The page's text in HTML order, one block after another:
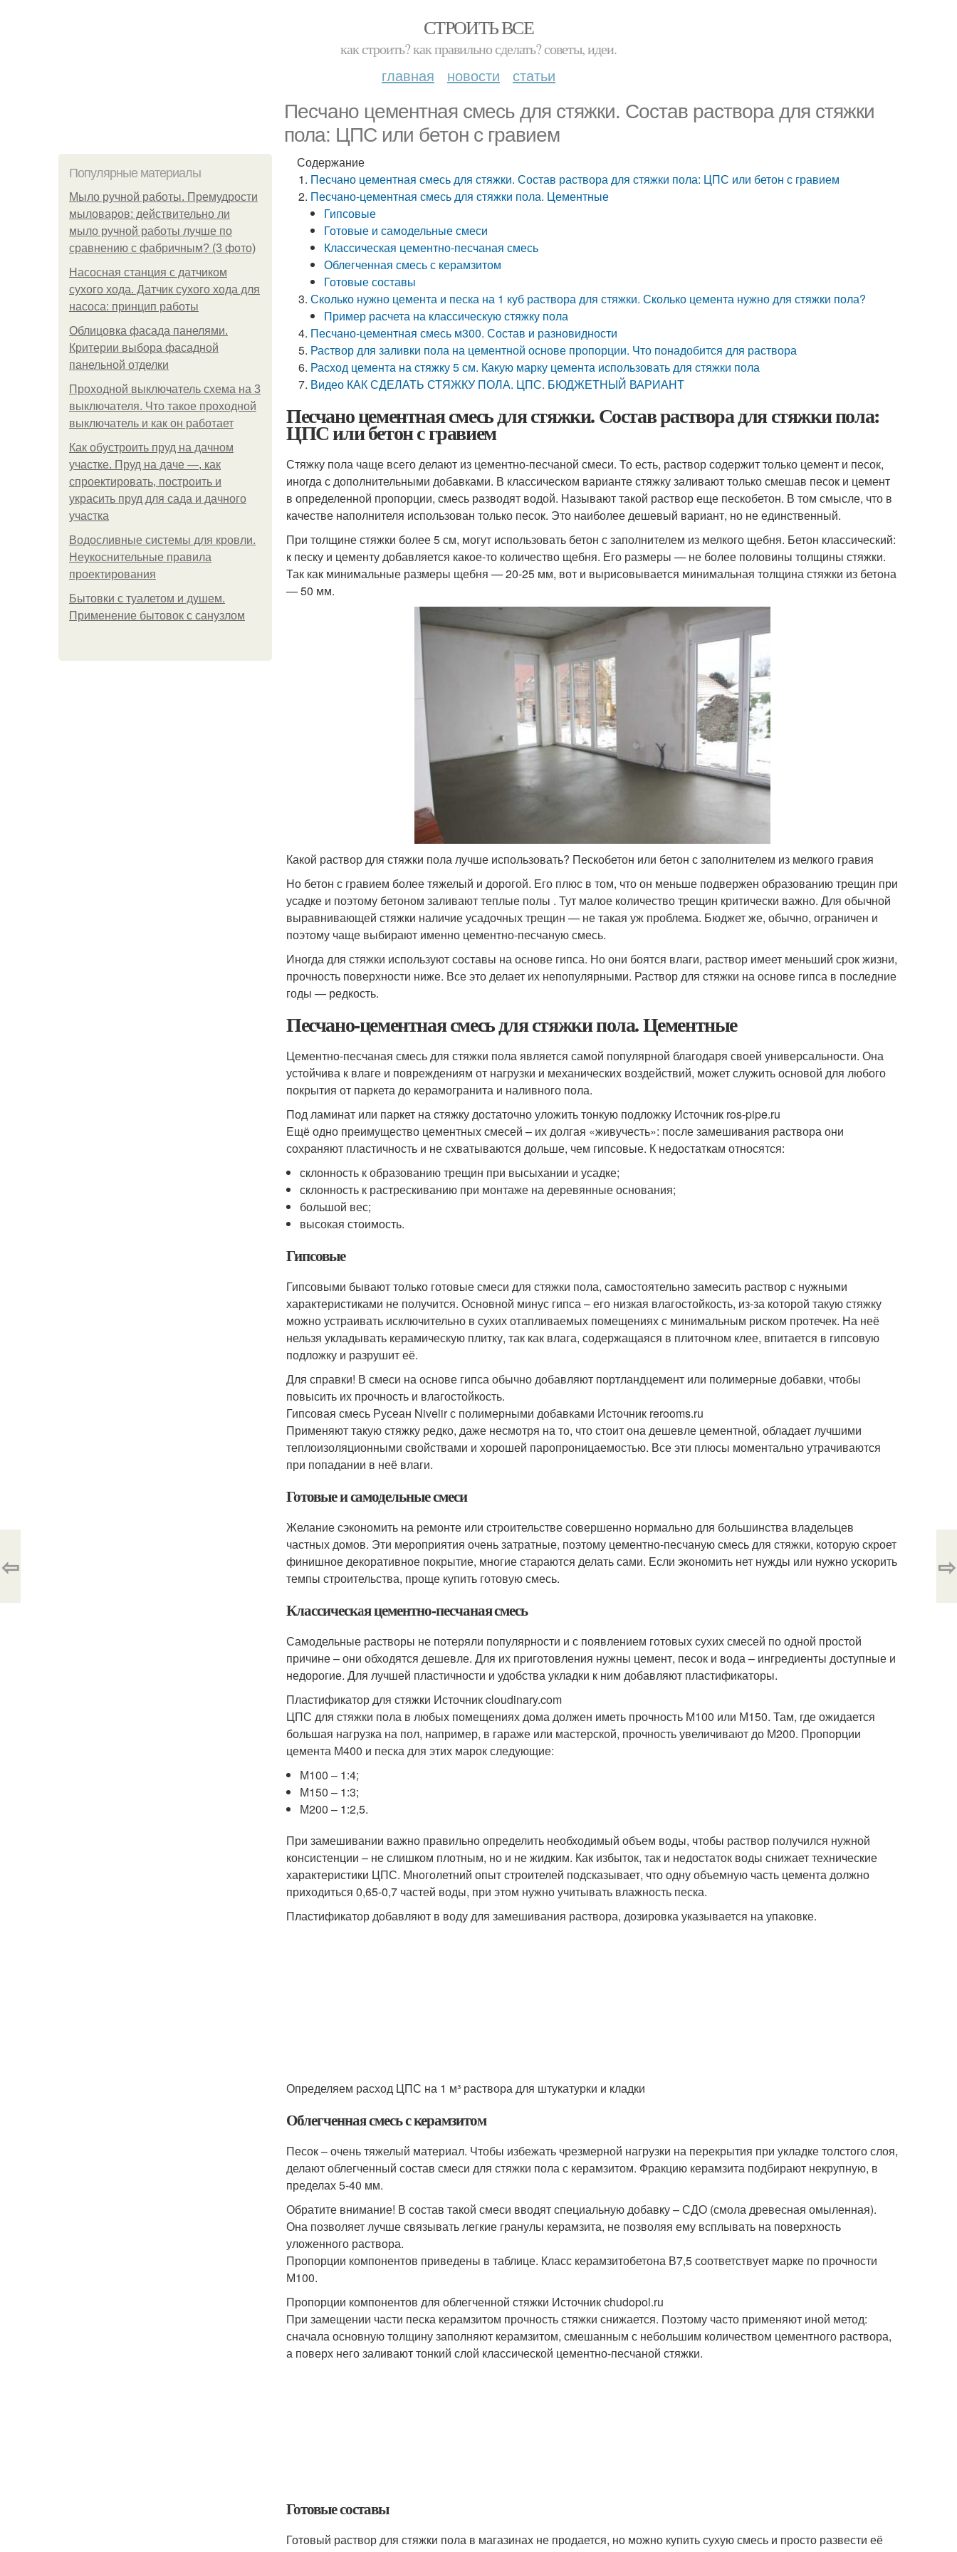
СТРОИТЬ ВСЕ
как строить? как правильно сделать? советы, идеи.
главная новости статьи
Песчано цементная смесь для стяжки. Состав раствора для стяжки
пола: ЦПС или бетон с гравием
Популярные материалы
Мыло ручной работы. Премудрости
мыловаров: действительно ли
мыло ручной работы лучше по
сравнению с фабричным? (3 фото)
Насосная станция с датчиком
сухого хода. Датчик сухого хода для
насоса: принцип работы
Облицовка фасада панелями.
Критерии выбора фасадной
панельной отделки
Проходной выключатель схема на 3
выключателя. Что такое проходной
выключатель и как он работает
Как обустроить пруд на дачном
участке. Пруд на даче —, как
спроектировать, построить и
украсить пруд для сада и дачного
участка
Водосливные системы для кровли.
Неукоснительные правила
проектирования
Бытовки с туалетом и душем.
Применение бытовок с санузлом
Содержание
Песчано цементная смесь для стяжки. Состав раствора для стяжки пола: ЦПС или бетон с гравием
Песчано-цементная смесь для стяжки пола. Цементные
Гипсовые
Готовые и самодельные смеси
Классическая цементно-песчаная смесь
Облегченная смесь с керамзитом
Готовые составы
Сколько нужно цемента и песка на 1 куб раствора для стяжки. Сколько цемента нужно для стяжки пола?
Пример расчета на классическую стяжку пола
Песчано-цементная смесь м300. Состав и разновидности
Раствор для заливки пола на цементной основе пропорции. Что понадобится для раствора
Расход цемента на стяжку 5 см. Какую марку цемента использовать для стяжки пола
Видео КАК СДЕЛАТЬ СТЯЖКУ ПОЛА. ЦПС. БЮДЖЕТНЫЙ ВАРИАНТ
Песчано цементная смесь для стяжки. Состав раствора для стяжки пола:
ЦПС или бетон с гравием
Стяжку пола чаще всего делают из цементно-песчаной смеси. То есть, раствор содержит только цемент и песок,
иногда с дополнительными добавками. В классическом варианте стяжку заливают только смешав песок и цемент
в определенной пропорции, смесь разводят водой. Называют такой раствор еще пескобетон. В том смысле, что в
качестве наполнителя использован только песок. Это наиболее дешевый вариант, но не единственный.
При толщине стяжки более 5 см, могут использовать бетон с заполнителем из мелкого щебня. Бетон классический:
к песку и цементу добавляется какое-то количество щебня. Его размеры — не более половины толщины стяжки.
Так как минимальные размеры щебня — 20-25 мм, вот и вырисовывается минимальная толщина стяжки из бетона
— 50 мм.
Какой раствор для стяжки пола лучше использовать? Пескобетон или бетон с заполнителем из мелкого гравия
Но бетон с гравием более тяжелый и дорогой. Его плюс в том, что он меньше подвержен образованию трещин при
усадке и поэтому бетоном заливают теплые полы . Тут малое количество трещин критически важно. Для обычной
выравнивающей стяжки наличие усадочных трещин — не такая уж проблема. Бюджет же, обычно, ограничен и
поэтому чаще выбирают именно цементно-песчаную смесь.
Иногда для стяжки используют составы на основе гипса. Но они боятся влаги, раствор имеет меньший срок жизни,
прочность поверхности ниже. Все это делает их непопулярными. Раствор для стяжки на основе гипса в последние
годы — редкость.
Песчано-цементная смесь для стяжки пола. Цементные
Цементно-песчаная смесь для стяжки пола является самой популярной благодаря своей универсальности. Она
устойчива к влаге и повреждениям от нагрузки и механических воздействий, может служить основой для любого
покрытия от паркета до керамогранита и наливного пола.
Под ламинат или паркет на стяжку достаточно уложить тонкую подложку Источник ros-pipe.ru
Ещё одно преимущество цементных смесей – их долгая «живучесть»: после замешивания раствора они
сохраняют пластичность и не схватываются дольше, чем гипсовые. К недостаткам относятся:
склонность к образованию трещин при высыхании и усадке;
склонность к растрескиванию при монтаже на деревянные основания;
большой вес;
высокая стоимость.
Гипсовые
Гипсовыми бывают только готовые смеси для стяжки пола, самостоятельно замесить раствор с нужными
характеристиками не получится. Основной минус гипса – его низкая влагостойкость, из-за которой такую стяжку
можно устраивать исключительно в сухих отапливаемых помещениях с минимальным риском протечек. На неё
нельзя укладывать керамическую плитку, так как влага, содержащаяся в плиточном клее, впитается в гипсовую
подложку и разрушит её.
Для справки! В смеси на основе гипса обычно добавляют портландцемент или полимерные добавки, чтобы
повысить их прочность и влагостойкость.
Гипсовая смесь Русеан Nivelir с полимерными добавками Источник rerooms.ru
Применяют такую стяжку редко, даже несмотря на то, что стоит она дешевле цементной, обладает лучшими
теплоизоляционными свойствами и хорошей паропроницаемостью. Все эти плюсы моментально утрачиваются
при попадании в неё влаги.
Готовые и самодельные смеси
Желание сэкономить на ремонте или строительстве совершенно нормально для большинства владельцев
частных домов. Эти мероприятия очень затратные, поэтому цементно-песчаную смесь для стяжки, которую скроет
финишное декоративное покрытие, многие стараются делать сами. Если экономить нет нужды или нужно ускорить
темпы строительства, проще купить готовую смесь.
Классическая цементно-песчаная смесь
Самодельные растворы не потеряли популярности и с появлением готовых сухих смесей по одной простой
причине – они обходятся дешевле. Для их приготовления нужны цемент, песок и вода – ингредиенты доступные и
недорогие. Для лучшей пластичности и удобства укладки к ним добавляют пластификаторы.
Пластификатор для стяжки Источник cloudinary.com
ЦПС для стяжки пола в любых помещениях дома должен иметь прочность М100 или М150. Там, где ожидается
большая нагрузка на пол, например, в гараже или мастерской, прочность увеличивают до М200. Пропорции
цемента М400 и песка для этих марок следующие:
М100 – 1:4;
М150 – 1:3;
М200 – 1:2,5.
При замешивании важно правильно определить необходимый объем воды, чтобы раствор получился нужной
консистенции – не слишком плотным, но и не жидким. Как избыток, так и недостаток воды снижает технические
характеристики ЦПС. Многолетний опыт строителей подсказывает, что одну объемную часть цемента должно
приходиться 0,65-0,7 частей воды, при этом нужно учитывать влажность песка.
Пластификатор добавляют в воду для замешивания раствора, дозировка указывается на упаковке.
Определяем расход ЦПС на 1 м³ раствора для штукатурки и кладки
Облегченная смесь с керамзитом
Песок – очень тяжелый материал. Чтобы избежать чрезмерной нагрузки на перекрытия при укладке толстого слоя,
делают облегченный состав смеси для стяжки пола с керамзитом. Фракцию керамзита подбирают некрупную, в
пределах 5-40 мм.
Обратите внимание! В состав такой смеси вводят специальную добавку – СДО (смола древесная омыленная).
Она позволяет лучше связывать легкие гранулы керамзита, не позволяя ему всплывать на поверхность
уложенного раствора.
Пропорции компонентов приведены в таблице. Класс керамзитобетона В7,5 соответствует марке по прочности
М100.
Пропорции компонентов для облегченной стяжки Источник chudopol.ru
При замещении части песка керамзитом прочность стяжки снижается. Поэтому часто применяют иной метод:
сначала основную толщину заполняют керамзитом, смешанным с небольшим количеством цементного раствора,
а поверх него заливают тонкий слой классической цементно-песчаной стяжки.
Готовые составы
Готовый раствор для стяжки пола в магазинах не продается, но можно купить сухую смесь и просто развести её
⇦ ⇨